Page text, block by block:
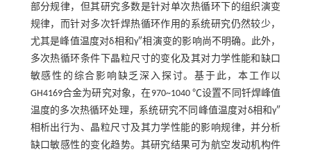
部分规律，但其研究多数是针对单次热循环下的组织演变
规律，而针对多次钎焊热循环作用的系统研究仍然较少，
尤其是峰值温度对δ相和γ″相演变的影响尚不明确。此外，
多次热循环条件下晶粒尺寸的变化及其对力学性能和缺口
敏感性的综合影响缺乏深入探讨。基于此，本工作以
GH4169合金为研究对象，在970~1040 ℃设置不同钎焊峰值
温度的多次热循环处理，系统研究不同峰值温度对δ相和γ″
相析出行为、晶粒尺寸及其力学性能的影响规律，并分析
缺口敏感性的变化趋势。其研究结果可为航空发动机构件